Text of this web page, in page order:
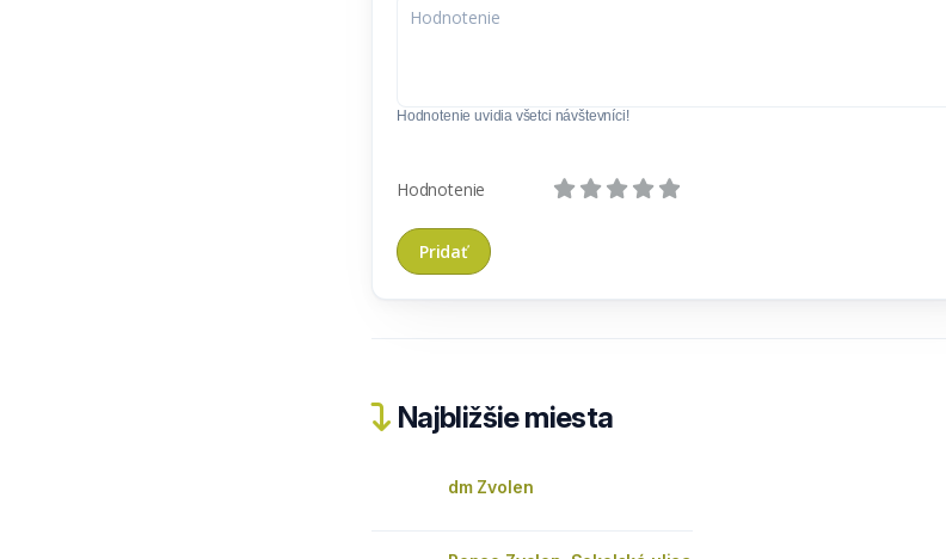
Hodnotenie uvidia všetci návštevníci!
Hodnotenie
Najbližšie miesta
dm Zvolen